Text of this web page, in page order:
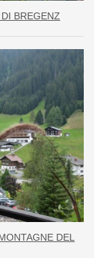
BREGENZ
DEL